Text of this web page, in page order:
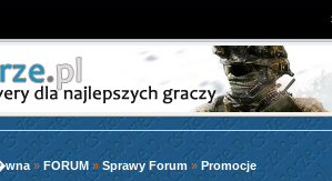
» FORUM»Sprawy Forum » Promocje